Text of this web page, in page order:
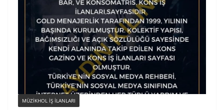
MÜZIKHOL IŞ ILANLARI